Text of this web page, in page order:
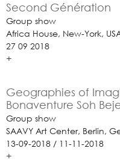
Second Génération
Group show
Africa House, New-York,
27 09 2018
+
Geographies of
Bonaventure Soh
Group show
SAAVY Art Center, Berlin,
13-09-2018 / 11-11-2018
+